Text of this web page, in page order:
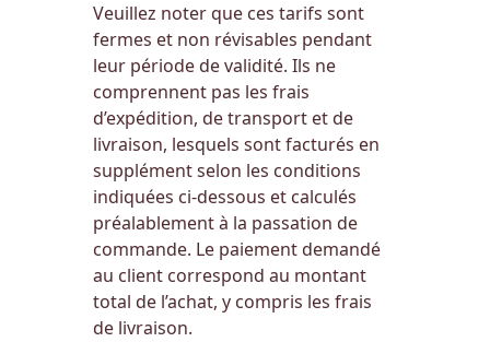
Veuillez noter que ces tarifs sont
fermes et non révisables pendant
leur période de validité. Ils ne
comprennent pas les frais
d’expédition, de transport et de
livraison, lesquels sont facturés en
supplément selon les conditions
indiquées ci-dessous et calculés
préalablement à la passation de
commande. Le paiement demandé
au client correspond au montant
total de l’achat, y compris les frais
de livraison.